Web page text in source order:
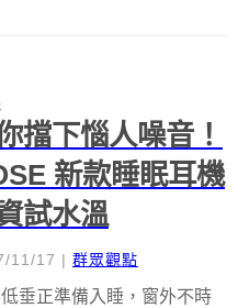
）當地...
擋下惱人噪音！
新款睡眠耳機
試水溫
11/17 | 群眾觀點
垂正準備入睡，窗外不時